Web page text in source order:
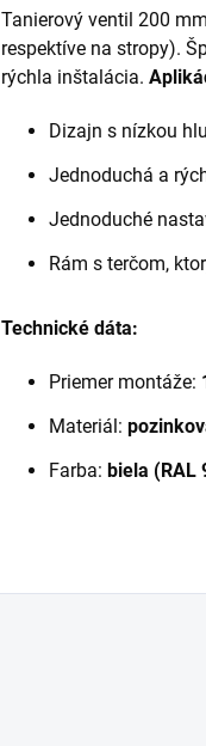
Tanierový ventil 200
respektíve na stropy).
rýchla inštalácia.
Dizajn s nízkou
Jednoduchá a
Jednoduché
Rám s terčom,
Technické dáta:
Priemer montáže:
Materiál:
Farba: biela (RAL